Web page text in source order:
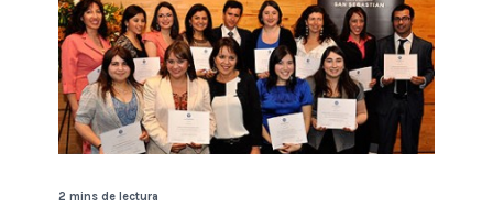
2 mins de lectura